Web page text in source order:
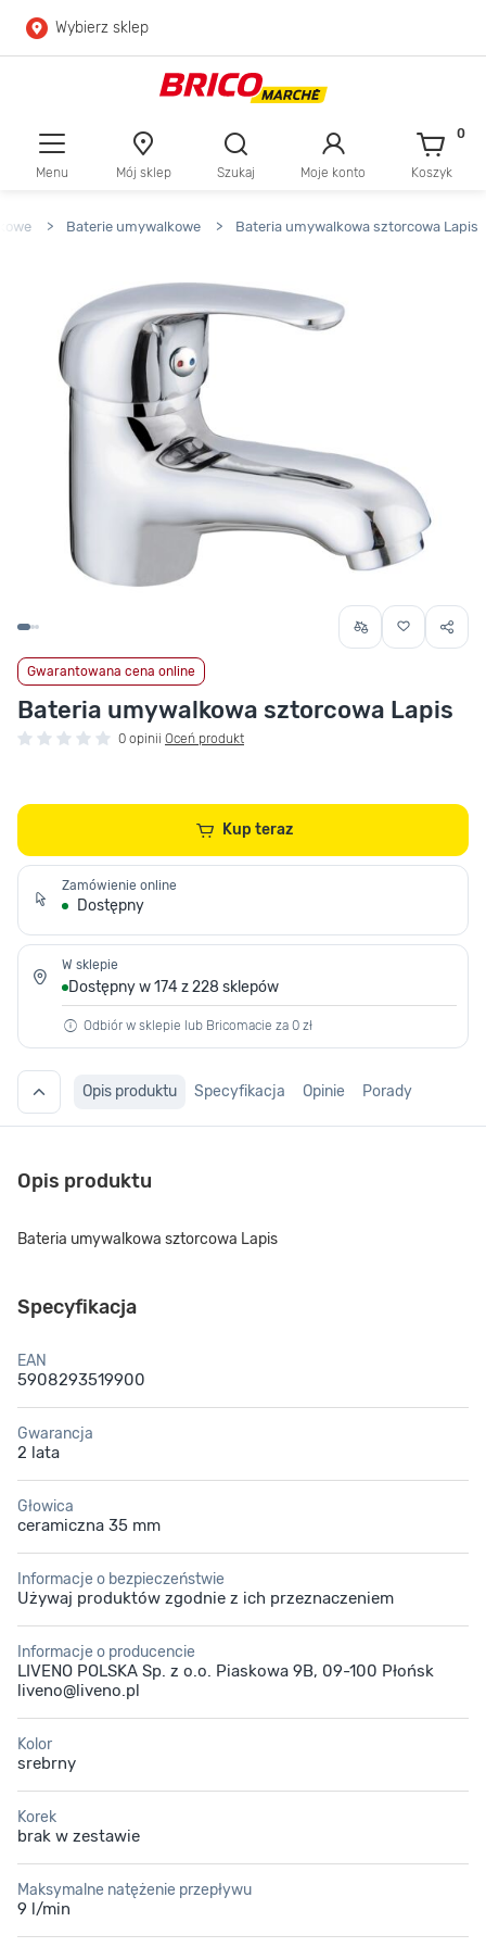
Przejdź do głównej zawartości
Wybierz sklep
Menu Mój sklep Szukaj Moje konto Koszyk
0
> Baterie umywalkowe > Bateria umywalkowa sztorcowa Lapis
Gwarantowana cena online
Bateria umywalkowa sztorcowa Lapis
0 opinii Oceń produkt
Kup teraz
Zamówienie online
Dostępny
W sklepie
Dostępny w 174 z 228 sklepów
Odbiór w sklepie lub Bricomacie za 0 zł
Opis produktu Specyfikacja Opinie Porady
Opis produktu
Bateria umywalkowa sztorcowa Lapis
Specyfikacja
EAN
5908293519900
Gwarancja
2 lata
Głowica
ceramiczna 35 mm
Informacje o bezpieczeństwie
Używaj produktów zgodnie z ich przeznaczeniem
Informacje o producencie
LIVENO POLSKA Sp. z o.o. Piaskowa 9B, 09-100 Płońsk
liveno@liveno.pl
Kolor
srebrny
Korek
brak w zestawie
Maksymalne natężenie przepływu
9 l/min